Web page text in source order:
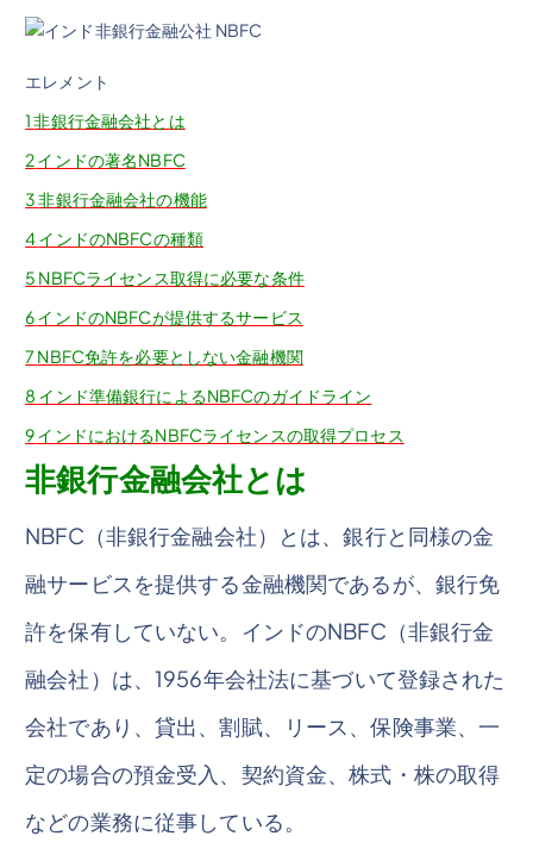
エレメント
1非銀行金融会社とは
2インドの著名NBFC
3非銀行金融会社の機能
4インドのNBFCの種類
5 NBFCライセンス取得に必要な条件
6インドのNBFCが提供するサービス
7 NBFC免許を必要としない金融機関
8 インド準備銀行によるNBFCのガイドライン
9インドにおけるNBFCライセンスの取得プロセス
非銀行金融会社とは
NBFC（非銀行金融会社）とは、銀行と同様の金
融サービスを提供する金融機関であるが、銀行免
許を保有していない。インドのNBFC（非銀行金
融会社）は、1956年会社法に基づいて登録された
会社であり、貸出、割賦、リース、保険事業、一
定の場合の預金受入、契約資金、株式・株の取得
などの業務に従事している。